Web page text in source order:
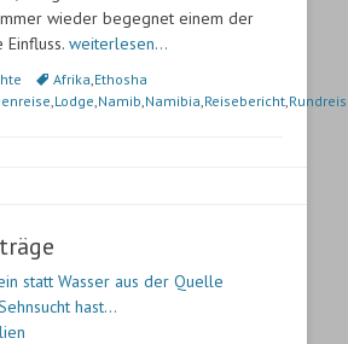
wieder begegnet einem der
weiterlesen…
Schlagworte
Afrika,Ethosha
,Lodge,Namib,Namibia,Reisebericht,
statt Wasser aus der Quelle
hast…